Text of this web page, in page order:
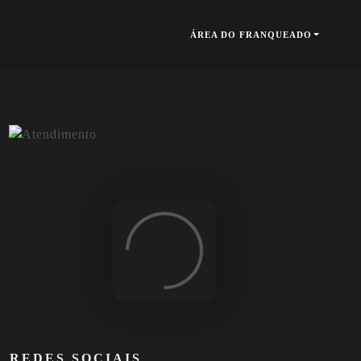
ÁREA DO FRANQUEADO
Loading...
REDES SOCIAIS